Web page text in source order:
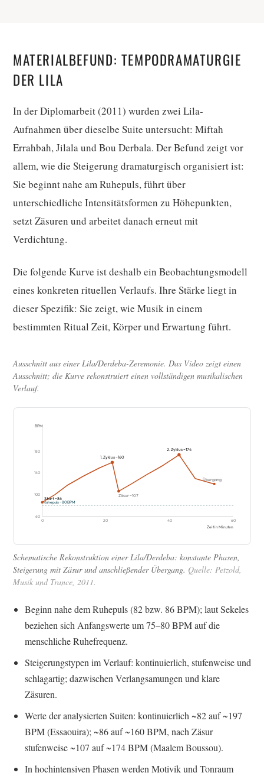
MATERIALBEFUND: TEMPODRAMATURGIE
DER LILA
In der Diplomarbeit (2011) wurden zwei Lila-
Aufnahmen über dieselbe Suite untersucht: Miftah
Errahbah, Jilala und Bou Derbala. Der Befund zeigt vor
allem, wie die Steigerung dramaturgisch organisiert ist:
Sie beginnt nahe am Ruhepuls, führt über
unterschiedliche Intensitätsformen zu Höhepunkten,
setzt Zäsuren und arbeitet danach erneut mit
Verdichtung.
Die folgende Kurve ist deshalb ein Beobachtungsmodell
eines konkreten rituellen Verlaufs. Ihre Stärke liegt in
dieser Spezifik: Sie zeigt, wie Musik in einem
bestimmten Ritual Zeit, Körper und Erwartung führt.
Ausschnitt aus einer Lila/Derdeba-Zeremonie. Das Video zeigt einen
Ausschnitt; die Kurve rekonstruiert einen vollständigen musikalischen
Verlauf.
Ruhepuls ~80 BPM
60
100
140
180
BPM
0 20 40 60
Zeit in Minuten
Start ~86
1. Zyklus ~160
Zäsur ~107
2. Zyklus ~174
Übergang
Schematische Rekonstruktion einer Lila/Derdeba: konstante Phasen,
Steigerung mit Zäsur und anschließender Übergang. Quelle: Petzold,
Musik und Trance, 2011.
Beginn nahe dem Ruhepuls (82 bzw. 86 BPM); laut Sekeles
beziehen sich Anfangswerte um 75–80 BPM auf die
menschliche Ruhefrequenz.
Steigerungstypen im Verlauf: kontinuierlich, stufenweise und
schlagartig; dazwischen Verlangsamungen und klare
Zäsuren.
Werte der analysierten Suiten: kontinuierlich ~82 auf ~197
BPM (Essaouira); ~86 auf ~160 BPM, nach Zäsur
stufenweise ~107 auf ~174 BPM (Maalem Boussou).
In hochintensiven Phasen werden Motivik und Tonraum